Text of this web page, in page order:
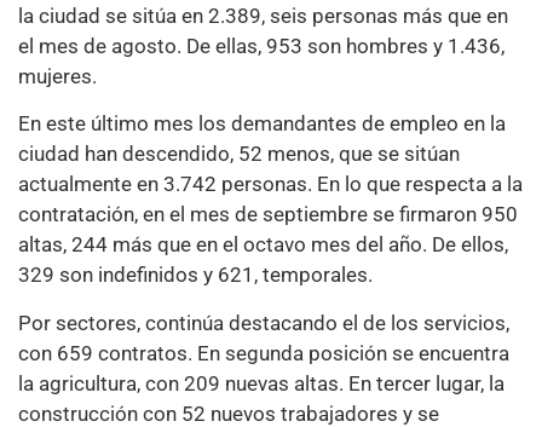
la ciudad se sitúa en 2.389, seis personas más que en
el mes de agosto. De ellas, 953 son hombres y 1.436,
mujeres.
En este último mes los demandantes de empleo en la
ciudad han descendido, 52 menos, que se sitúan
actualmente en 3.742 personas. En lo que respecta a la
contratación, en el mes de septiembre se firmaron 950
altas, 244 más que en el octavo mes del año. De ellos,
329 son indefinidos y 621, temporales.
Por sectores, continúa destacando el de los servicios,
con 659 contratos. En segunda posición se encuentra
la agricultura, con 209 nuevas altas. En tercer lugar, la
construcción con 52 nuevos trabajadores y se